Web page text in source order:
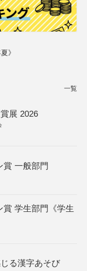
》
一覧
展 2026
賞 一般部門
賞 学生部門《学生
る漢字あそび